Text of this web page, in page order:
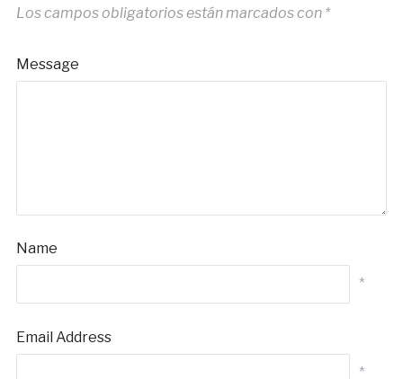
Los campos obligatorios están marcados con *
Message
Name
*
Email Address
*